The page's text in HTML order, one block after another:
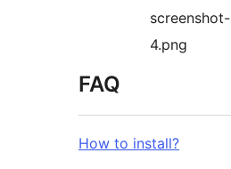
screenshot-
4.png
FAQ
How to install?